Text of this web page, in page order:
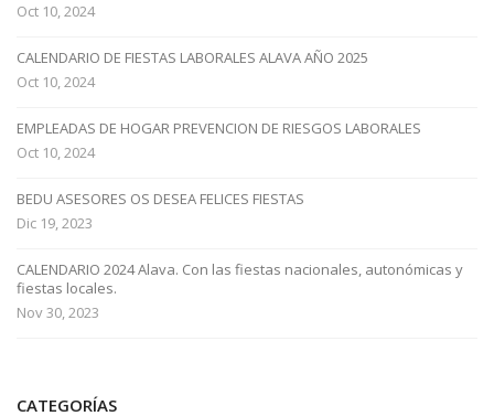
Oct 10, 2024
CALENDARIO DE FIESTAS LABORALES ALAVA AÑO 2025
Oct 10, 2024
EMPLEADAS DE HOGAR PREVENCION DE RIESGOS LABORALES
Oct 10, 2024
BEDU ASESORES OS DESEA FELICES FIESTAS
Dic 19, 2023
CALENDARIO 2024 Alava. Con las fiestas nacionales, autonómicas y
fiestas locales.
Nov 30, 2023
CATEGORÍAS